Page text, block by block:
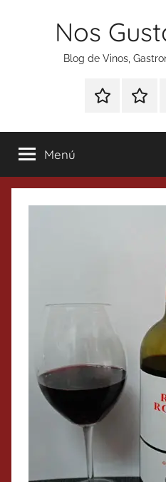
Nos
Blog de Vinos,
Especial
Tonics
Menú